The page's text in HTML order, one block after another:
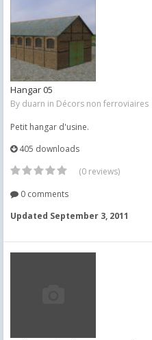
Hangar 05
By duarn in Décors non ferroviaires
Petit hangar d'usine.
405 downloads
(0 reviews)
0 comments
Updated September 3, 2011